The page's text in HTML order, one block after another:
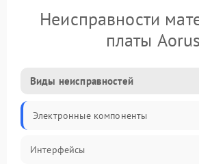
Неисправности
платы Aorus
Виды неисправностей
Электронные компоненты
Интерфейсы